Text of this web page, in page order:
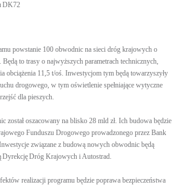
DK72
powstanie 100 obwodnic na sieci dróg krajowych o
Będą to trasy o najwyższych parametrach technicznych,
obciążenia 11,5 t/oś. Inwestycjom tym będą towarzyszyły
drogowego, w tym oświetlenie spełniające wytyczne
dla pieszych.
został oszacowany na blisko 28 mld zł. Ich budowa będzie
Funduszu Drogowego prowadzonego przez Bank
związane z budową nowych obwodnic będą
Dyrekcję Dróg Krajowych i Autostrad.
realizacji programu będzie poprawa bezpieczeństwa